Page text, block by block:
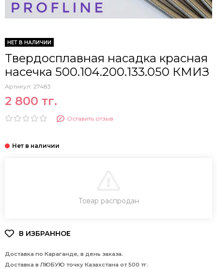
НЕТ В НАЛИЧИИ
Твердосплавная насадка красная
насечка 500.104.200.133.050 КМИЗ
Артикул: 27483
2 800 тг.
Оставить отзыв
Товар распродан
Доставка по Караганде, в день заказа.
Доставка в ЛЮБУЮ точку Казахстана от 500 тг.